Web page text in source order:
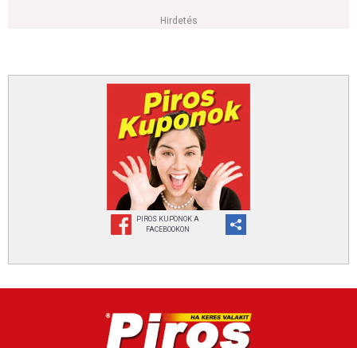
Hirdetés
PIROS KUPONOK A
FACEBOOKON